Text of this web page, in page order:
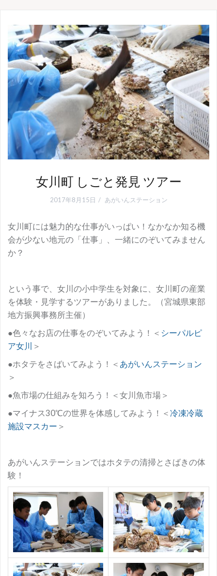
女川町 しごと発見 ツアー
2017年8月15日 あがいんステーション
女川町には魅力的な仕事がいっぱい！なかなか知る機
会が少ない地元の「仕事」、一緒にのぞいてみません
か？
という事で、女川の小中学生を対象に、女川町の産業
を体験・見学するツアーがありました。（宮城県東部
地方振興事務所主催）
●色々なお店の仕事をのぞいてみよう！＜ シーパルピ
ア女川 ＞
●ホタテをさばいてみよう！＜ あがいんステーション
＞
●魚市場の仕組みを知ろう！＜女川魚市場＞
●マイナス30℃の世界を体感してみよう！＜冷凍冷蔵
施設マスカー ＞
あがいんステーションではホタテの清掃とさばきの体
験！